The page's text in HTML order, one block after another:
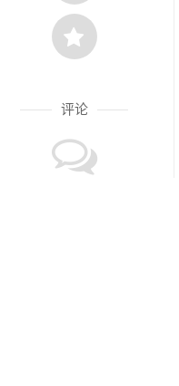
评论